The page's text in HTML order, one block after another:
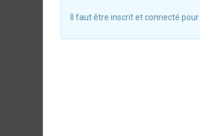
Il faut être inscrit et connecté